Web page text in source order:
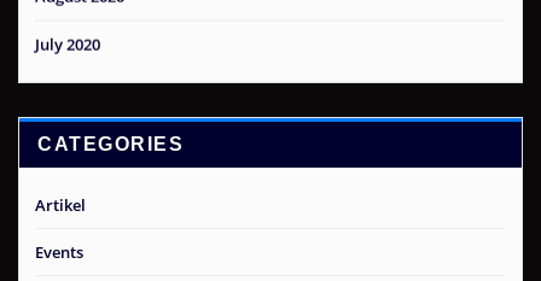
July 2020
CATEGORIES
Artikel
Events